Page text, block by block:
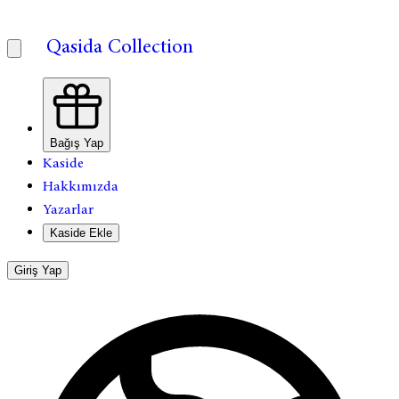
Qasida Collection
Bağış Yap
Kaside
Hakkımızda
Yazarlar
Kaside Ekle
Giriş Yap